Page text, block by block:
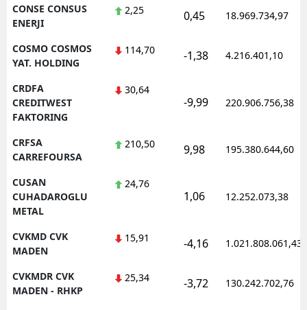
CONSE CONSUS
ENERJI
2,25 0,45 18.969.734,97
COSMO COSMOS
YAT. HOLDING
114,70 -1,38 4.216.401,10
CRDFA
CREDITWEST
FAKTORING
30,64
-9,99 220.906.756,38
CRFSA
CARREFOURSA
210,50 9,98 195.380.644,60
CUSAN
CUHADAROGLU
METAL
24,76
1,06 12.252.073,38
CVKMD CVK
MADEN
15,91 -4,16 1.021.808.061,43
CVKMDR CVK
MADEN - RHKP
25,34 -3,72 130.242.702,76